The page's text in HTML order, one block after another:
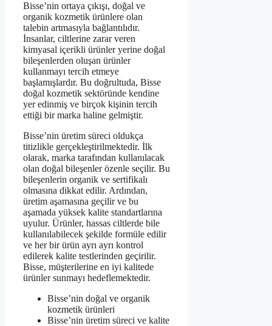
Bisse’nin ortaya çıkışı, doğal ve
organik kozmetik ürünlere olan
talebin artmasıyla bağlantılıdır.
İnsanlar, ciltlerine zarar veren
kimyasal içerikli ürünler yerine doğal
bileşenlerden oluşan ürünler
kullanmayı tercih etmeye
başlamışlardır. Bu doğrultuda, Bisse
doğal kozmetik sektöründe kendine
yer edinmiş ve birçok kişinin tercih
ettiği bir marka haline gelmiştir.
Bisse’nin üretim süreci oldukça
titizlikle gerçekleştirilmektedir. İlk
olarak, marka tarafından kullanılacak
olan doğal bileşenler özenle seçilir. Bu
bileşenlerin organik ve sertifikalı
olmasına dikkat edilir. Ardından,
üretim aşamasına geçilir ve bu
aşamada yüksek kalite standartlarına
uyulur. Ürünler, hassas ciltlerde bile
kullanılabilecek şekilde formüle edilir
ve her bir ürün ayrı ayrı kontrol
edilerek kalite testlerinden geçirilir.
Bisse, müşterilerine en iyi kalitede
ürünler sunmayı hedeflemektedir.
Bisse’nin doğal ve organik
kozmetik ürünleri
Bisse’nin üretim süreci ve kalite